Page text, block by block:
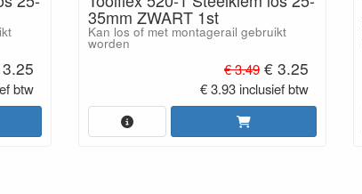
btw
35mm ZWART 1st
Kan los of met montagerail gebruikt
worden
€ 3.49€ 3.25
€ 3.93 inclusief btw